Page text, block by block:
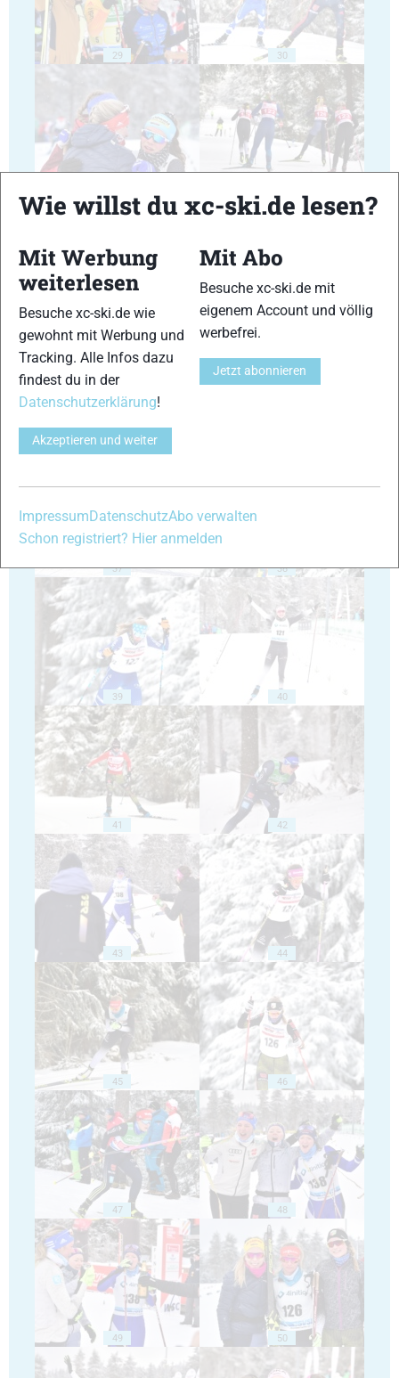
29 30
33 34
35
37 38
39 40
41 42
43 44
45 46
47 48
49 50
Wie willst du xc-ski.de lesen?
Mit Werbung
weiterlesen
Besuche xc-ski.de wie
gewohnt mit Werbung und
Tracking. Alle Infos dazu
findest du in der
Datenschutzerklärung!
Akzeptieren und weiter
Mit Abo
Besuche xc-ski.de mit
eigenem Account und völlig
werbefrei.
Jetzt abonnieren
Impressum DatenschutzAbo verwalten
Schon registriert? Hier anmelden